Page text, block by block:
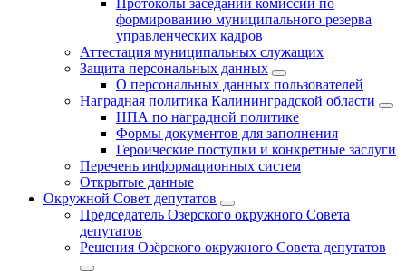
Протоколы заседаний комиссии по
формированию муниципального резерва
управленческих кадров
Аттестация муниципальных служащих
Защита персональных данных
О персональных данных пользователей
Наградная политика Калининградской области
НПА по наградной политике
Формы документов для заполнения
Героические поступки и конкретные заслуги
Перечень информационных систем
Открытые данные
Окружной Совет депутатов
Председатель Озерского окружного Совета
депутатов
Решения Озёрского окружного Совета депутатов